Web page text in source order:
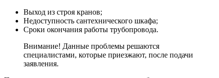
Выход из строя кранов;
Недоступность сантехнического шкафа;
Сроки окончания работы трубопровода.
Внимание! Данные проблемы решаются
специалистами, которые приезжают, после подачи
заявления.